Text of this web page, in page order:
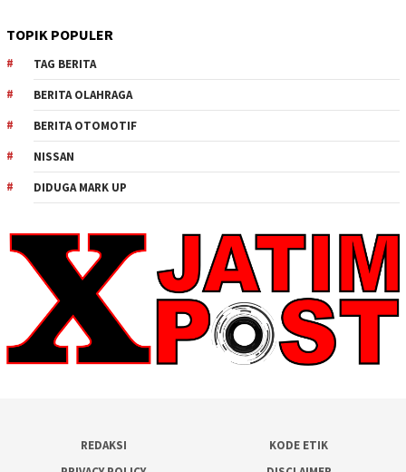
TOPIK POPULER
TAG BERITA
BERITA OLAHRAGA
BERITA OTOMOTIF
NISSAN
DIDUGA MARK UP
REDAKSI
KODE ETIK